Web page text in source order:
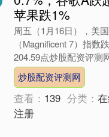
苹果跌1%
周五（1月16日），美
（Magnificent 7）指数
204.59点炒股配资评测
跌1.58%。 微软、亚马
炒股配资评测网
查看： 139 分类：
注册